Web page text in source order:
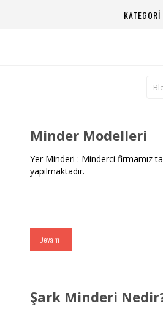
KATEGORİ
Minder Modelleri
Yer Minderi : Minderci firmamız
yapılmaktadır.
Devamı
Şark Minderi